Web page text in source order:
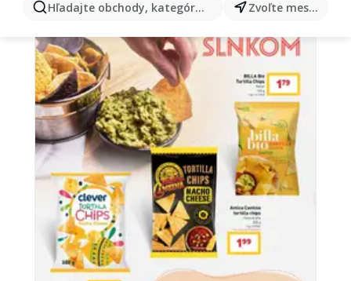
Hľadajte obchody, kategórie, produkty... Zvoľte mesto